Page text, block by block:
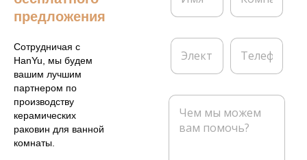
предложения
Сотрудничая с
HanYu, мы будем
вашим лучшим
партнером по
производству
керамических
раковин для ванной
комнаты.
я
м
а
я
Э
е
т
Т
л
ф
о
н
С